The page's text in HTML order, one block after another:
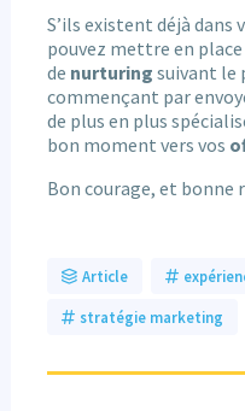
S’ils existent déjà dans
pouvez mettre en
de nurturing suivant le
commençant par
de plus en plus
bon moment vers vos
Bon courage, et bonne
Article
stratégie marketing